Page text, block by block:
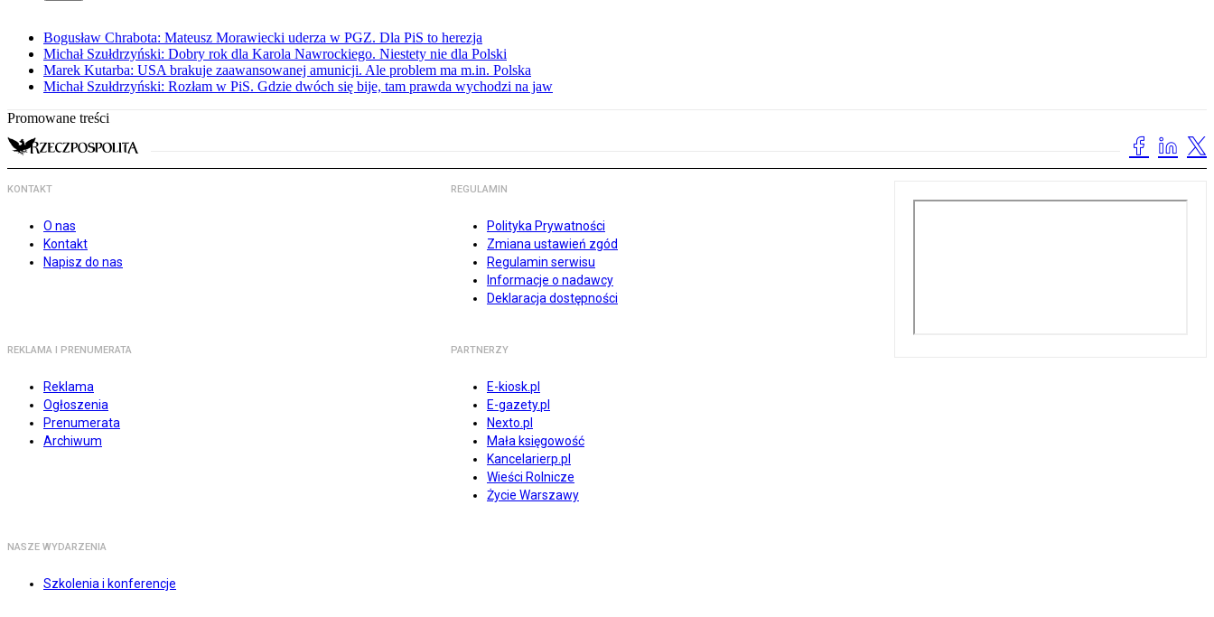
Bogusław Chrabota: Mateusz Morawiecki uderza w PGZ. Dla PiS to herezja
Michał Szułdrzyński: Dobry rok dla Karola Nawrockiego. Niestety nie dla Polski
Marek Kutarba: USA brakuje zaawansowanej amunicji. Ale problem ma m.in. Polska
Michał Szułdrzyński: Rozłam w PiS. Gdzie dwóch się bije, tam prawda wychodzi na jaw
Promowane treści
KONTAKT
O nas
Kontakt
Napisz do nas
REGULAMIN
Polityka Prywatności
Zmiana ustawień zgód
Regulamin serwisu
Informacje o nadawcy
Deklaracja dostępności
REKLAMA I PRENUMERATA
Reklama
Ogłoszenia
Prenumerata
Archiwum
PARTNERZY
E-kiosk.pl
E-gazety.pl
Nexto.pl
Mała księgowość
Kancelarierp.pl
Wieści Rolnicze
Życie Warszawy
NASZE WYDARZENIA
Szkolenia i konferencje